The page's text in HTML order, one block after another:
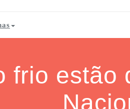
frio estão